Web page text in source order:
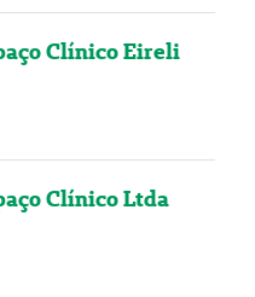
Clínico Eireli
Clínico Ltda